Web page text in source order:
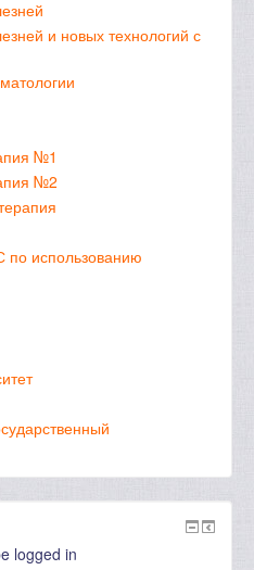
и новых технологий с
№1
№2
использованию
logged in